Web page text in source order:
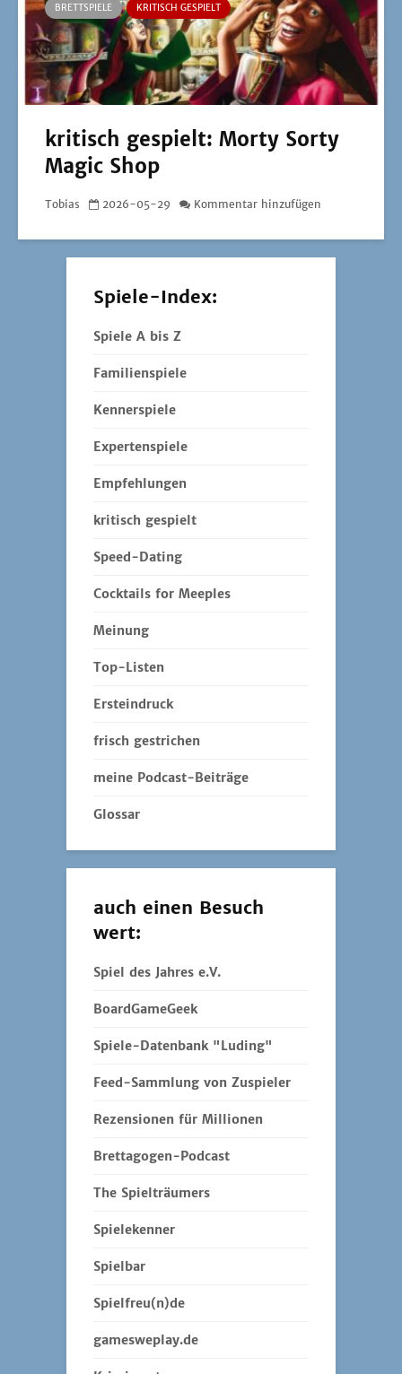
BRETTSPIELE KRITISCH GESPIELT
kritisch gespielt: Morty Sorty
Magic Shop
Tobias 2026-05-29 Kommentar hinzufügen
Spiele-Index:
Spiele A bis Z
Familienspiele
Kennerspiele
Expertenspiele
Empfehlungen
kritisch gespielt
Speed-Dating
Cocktails for Meeples
Meinung
Top-Listen
Ersteindruck
frisch gestrichen
meine Podcast-Beiträge
Glossar
auch einen Besuch
wert:
Spiel des Jahres e.V.
BoardGameGeek
Spiele-Datenbank "Luding"
Feed-Sammlung von Zuspieler
Rezensionen für Millionen
Brettagogen-Podcast
The Spielträumers
Spielekenner
Spielbar
Spielfreu(n)de
gamesweplay.de